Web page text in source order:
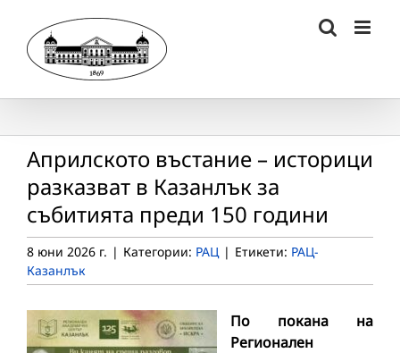
content
Априлското въстание – историци
разказват в Казанлък за
събитията преди 150 години
8 юни 2026 г. | Категории: РАЦ | Етикети: РАЦ-
Казанлък
По покана на
Регионален